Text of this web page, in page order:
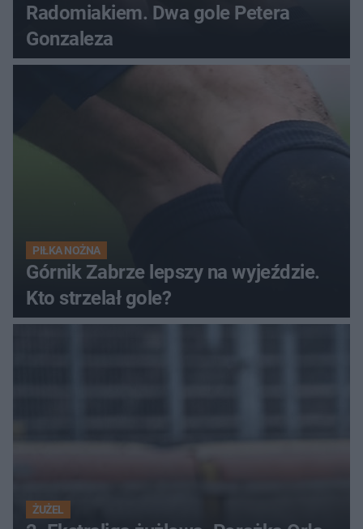
Radomiakiem. Dwa gole Petera
Gonzaleza
PIŁKA NOŻNA
Górnik Zabrze lepszy na wyjeździe.
Kto strzelał gole?
ŻUŻEL